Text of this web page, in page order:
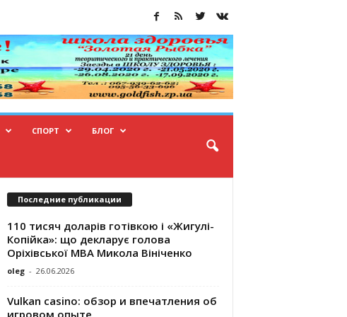
СПОРТ БЛОГ
Последние публикации
110 тисяч доларів готівкою і «Жигулі-
Копійка»: що декларує голова
Оріхівської МВА Микола Вініченко
oleg - 26.06.2026
Vulkan casino: обзор и впечатления об
игровом опыте